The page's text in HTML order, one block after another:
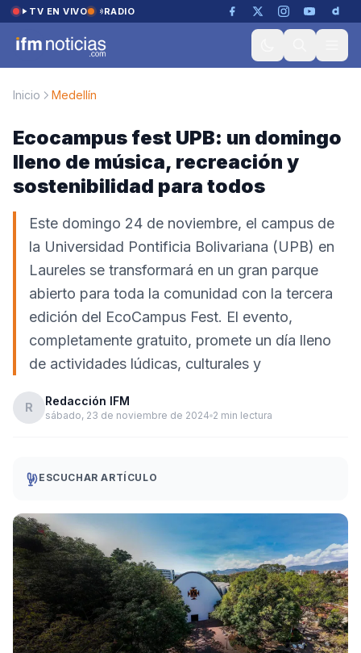
Saltar al contenido
TV EN VIVO RADIO
Inicio Medellín
Ecocampus fest UPB: un domingo
lleno de música, recreación y
sostenibilidad para todos
Este domingo 24 de noviembre, el campus de
la Universidad Pontificia Bolivariana (UPB) en
Laureles se transformará en un gran parque
abierto para toda la comunidad con la tercera
edición del EcoCampus Fest. El evento,
completamente gratuito, promete un día lleno
de actividades lúdicas, culturales y
R Redacción IFM
sábado, 23 de noviembre de 2024 2 min lectura
ESCUCHAR ARTÍCULO